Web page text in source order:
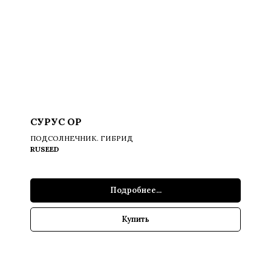
СУРУС ОР
ПОДСОЛНЕЧНИК. ГИБРИД
RUSEED
Подробнее...
Купить